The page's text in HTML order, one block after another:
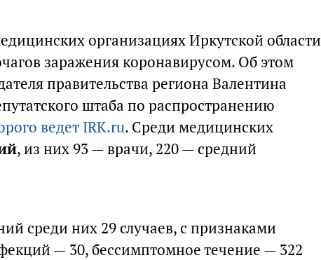
организациях Иркутской области
заражения коронавирусом. Об этом
правительства региона Валентина
штаба по распространению
ведет IRK.ru. Среди медицинских
, из них 93 — врачи, 220 — средний
среди них 29 случаев, с признаками
— 30, бессимптомное течение — 322